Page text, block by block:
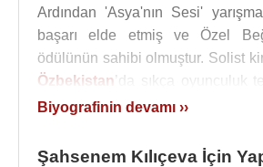
Ardından 'Asya'nın Sesi'
başarı elde etmiş ve Özel
ödülünün sahibi olmuştur. Solist
Özbekistan’da sıkça oyunculuk
1991 senesinde Özbek film
keşfettiler ve ona, sinema film
Biyografinin devamı ››
Şahsenem Kılıçeva İçin